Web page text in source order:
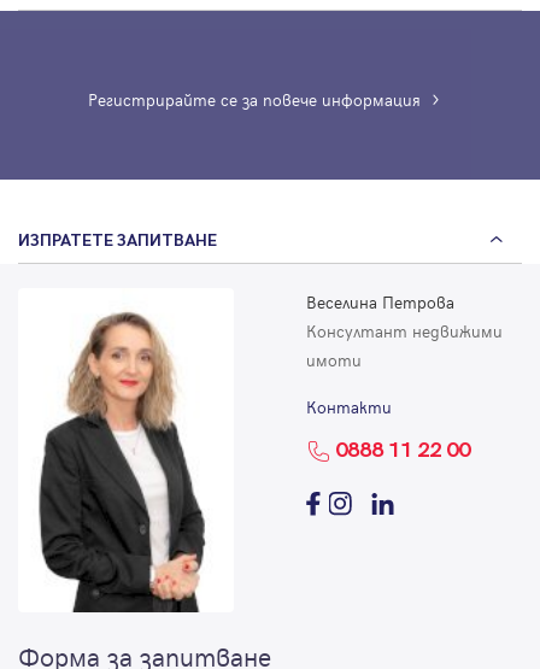
Регистрирайте се за повече информация
ИЗПРАТЕТЕ ЗАПИТВАНЕ
Веселина Петрова
Консултант недвижими
имоти
Контакти
0888 11 22 00
Форма за запитване